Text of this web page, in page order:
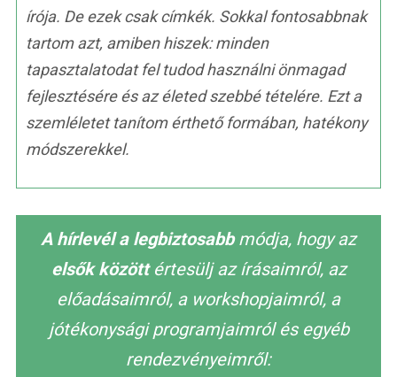
írója. De ezek csak címkék. Sokkal fontosabbnak
tartom azt, amiben hiszek: minden
tapasztalatodat fel tudod használni önmagad
fejlesztésére és az életed szebbé tételére. Ezt a
szemléletet tanítom érthető formában, hatékony
módszerekkel.
A hírlevél a legbiztosabbmódja, hogy az
elsők közöttértesülj az írásaimról, az
előadásaimról, a workshopjaimról, a
jótékonysági programjaimról és egyéb
rendezvényeimről: